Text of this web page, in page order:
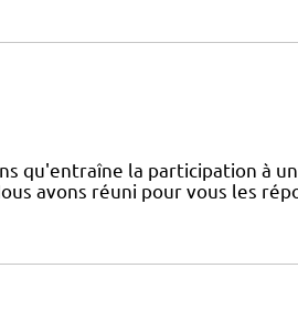
qu'entraîne la participation à
avons réuni pour vous les